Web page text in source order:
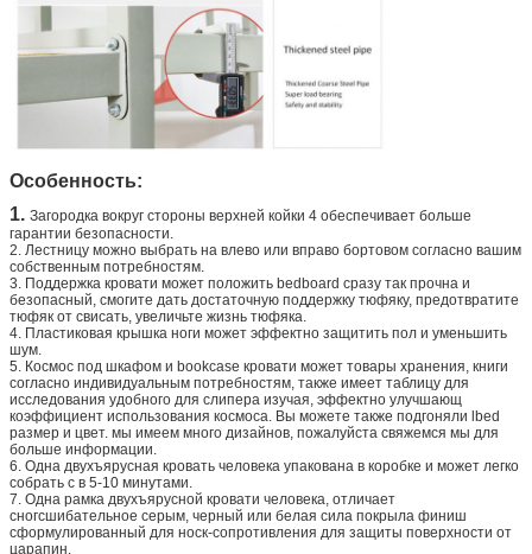
Особенность:
1. Загородка вокруг стороны верхней койки 4 обеспечивает больше
гарантии безопасности.
2. Лестницу можно выбрать на влево или вправо бортовом согласно вашим
собственным потребностям.
3. Поддержка кровати может положить bedboard сразу так прочна и
безопасный, смогите дать достаточную поддержку тюфяку, предотвратите
тюфяк от свисать, увеличьте жизнь тюфяка.
4. Пластиковая крышка ноги может эффектно защитить пол и уменьшить
шум.
5. Космос под шкафом и bookcase кровати может товары хранения, книги
согласно индивидуальным потребностям, также имеет таблицу для
исследования удобного для слипера изучая, эффектно улучшающ
коэффициент использования космоса. Вы можете также подгоняли lbed
размер и цвет. мы имеем много дизайнов, пожалуйста свяжемся мы для
больше информации.
6. Одна двухъярусная кровать человека упакована в коробке и может легко
собрать с в 5-10 минутами.
7. Одна рамка двухъярусной кровати человека, отличает
сногсшибательное серым, черный или белая сила покрыла финиш
сформулированный для носк-сопротивления для защиты поверхности от
царапин.